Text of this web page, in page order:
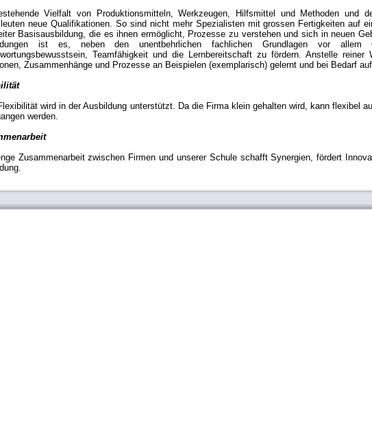
Vielfalt von Produktionsmitteln, Werkzeugen, Hilfsmittel und Methoden und
neue Qualifikationen. So sind nicht mehr Spezialisten mit grossen Fertigkeiten auf
Basisausbildung, die es ihnen ermöglicht, Prozesse zu verstehen und sich in neuen
ist es, neben den unentbehrlichen fachlichen Grundlagen vor allem
Teamfähigkeit und die Lernbereitschaft zu fördern. Anstelle reiner
Zusammenhänge und Prozesse an Beispielen (exemplarisch) gelernt und bei Bedarf
wird in der Ausbildung unterstützt. Da die Firma klein gehalten wird, kann flexibel
werden.
Zusammenarbeit zwischen Firmen und unserer Schule schafft Synergien, fördert